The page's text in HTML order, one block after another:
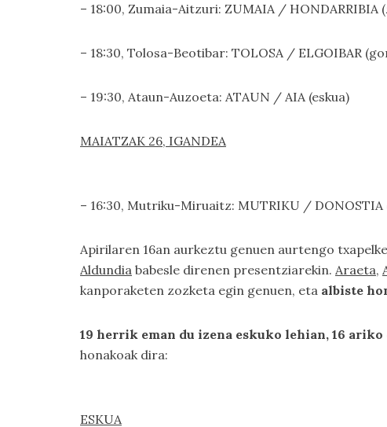
– 18:00, Zumaia-Aitzuri: ZUMAIA / HONDARRIBIA
– 18:30, Tolosa-Beotibar: TOLOSA / ELGOIBAR
– 19:30, Ataun-Auzoeta: ATAUN / AIA (eskua)
MAIATZAK 26, IGANDEA
– 16:30, Mutriku-Miruaitz: MUTRIKU /
Apirilaren 16an aurkeztu genuen aurtengo
Aldundia babesle direnen presentziarekin. Araeta,
kanporaketen zozketa egin genuen, eta albiste
19 herrik eman du izena eskuko lehian, 16
honakoak dira:
ESKUA